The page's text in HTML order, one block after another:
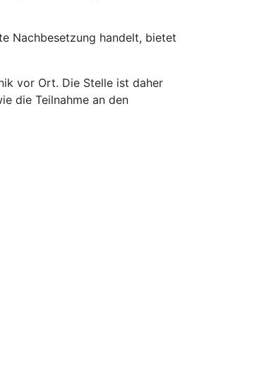
Nachbesetzung handelt, bietet
vor Ort. Die Stelle ist daher
die Teilnahme an den